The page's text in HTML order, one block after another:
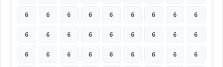
6 6 6 6 6 6 6 6 6
6 6 6 6 6 6 6 6 6
6 6 6 6 6 6 6 6 6